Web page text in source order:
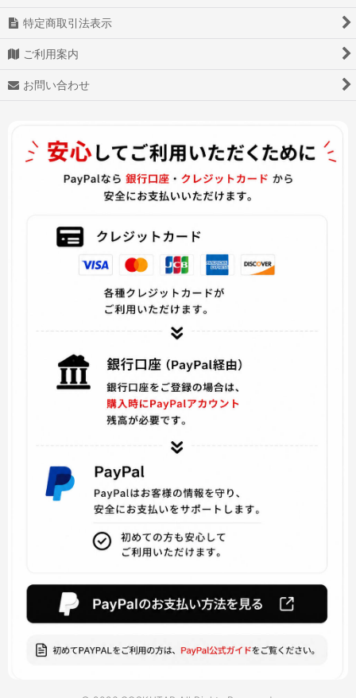
あんさんぶるスターズ!
少女前線
Star Wars スター・ウォーズ
白猫プロジェクト
アズールレーン
ヴァイオレット・エヴァーガーデン
ダーリン・イン・ザ・フランキス
Overwatch OW オーバーウォッチ
ドキドキリテラチャークラブ
Batman and Harley Quinn
KINGDOM HEARTS キングダムハーツ
アイドルマスター
SINoALICE -シノアリス
特定商取引法表示
ご利用案内
お問い合わせ